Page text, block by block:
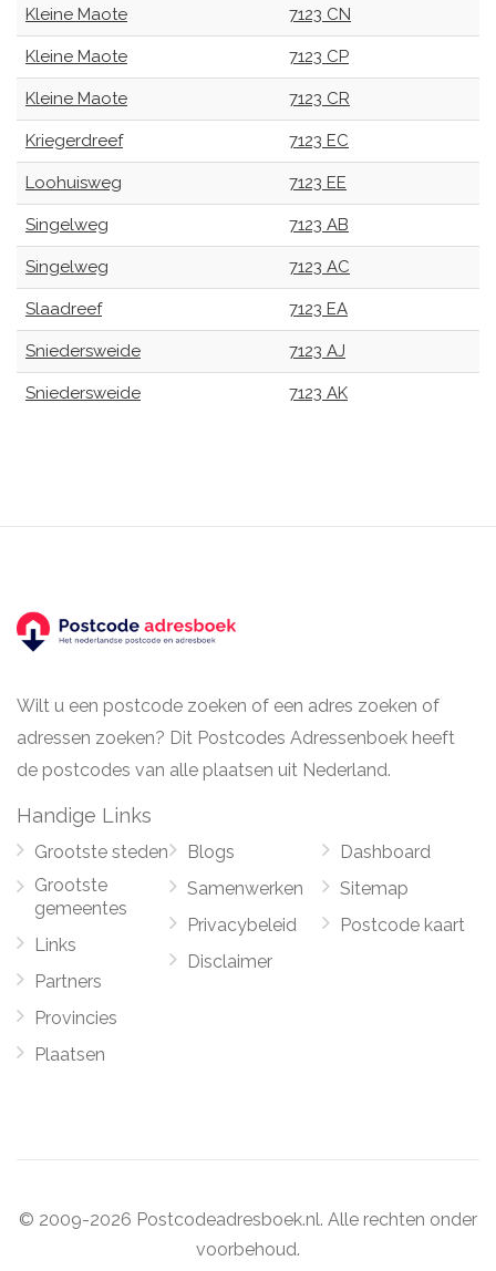
Kleine Maote 7123 CN
Kleine Maote 7123 CP
Kleine Maote 7123 CR
Kriegerdreef 7123 EC
Loohuisweg 7123 EE
Singelweg 7123 AB
Singelweg 7123 AC
Slaadreef 7123 EA
Sniedersweide 7123 AJ
Sniedersweide 7123 AK
Wilt u een postcode zoeken of een adres zoeken of
adressen zoeken? Dit Postcodes Adressenboek heeft
de postcodes van alle plaatsen uit Nederland.
Handige Links
Grootste steden
Grootste
gemeentes
Links
Partners
Provincies
Plaatsen
Blogs
Samenwerken
Privacybeleid
Disclaimer
Dashboard
Sitemap
Postcode kaart
© 2009-2026 Postcodeadresboek.nl. Alle rechten onder
voorbehoud.